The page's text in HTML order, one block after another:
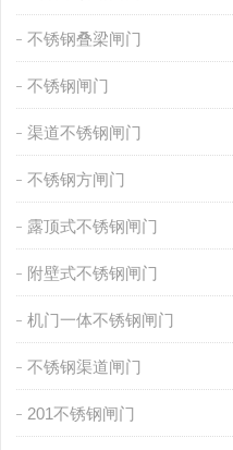
不锈钢叠梁闸门
不锈钢闸门
渠道不锈钢闸门
不锈钢方闸门
露顶式不锈钢闸门
附壁式不锈钢闸门
机门一体不锈钢闸门
不锈钢渠道闸门
201不锈钢闸门